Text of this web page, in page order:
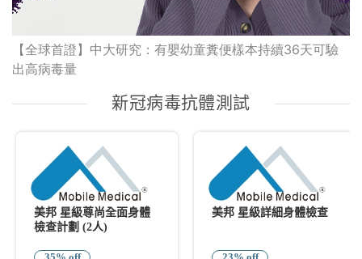
【全球首證】中大研究：有嬰幼童糞便樣本持續36天可驗
出高病毒量